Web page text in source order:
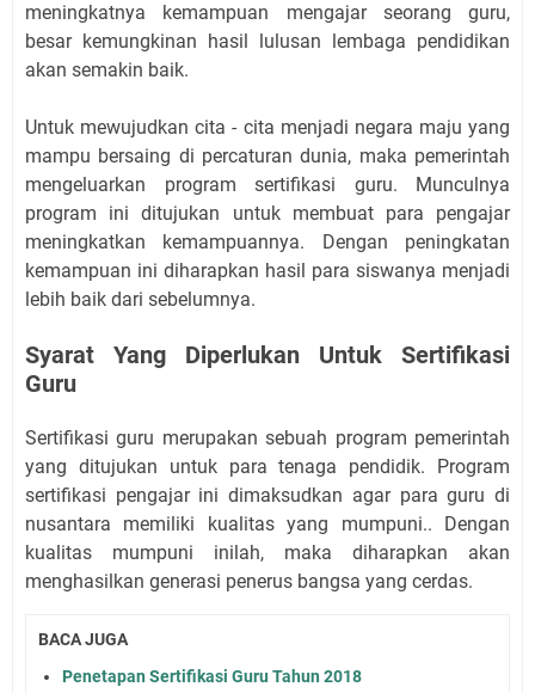
meningkatnya kemampuan mengajar seorang guru,
besar kemungkinan hasil lulusan lembaga pendidikan
akan semakin baik.
Untuk mewujudkan cita - cita menjadi negara maju yang
mampu bersaing di percaturan dunia, maka pemerintah
mengeluarkan program sertifikasi guru. Munculnya
program ini ditujukan untuk membuat para pengajar
meningkatkan kemampuannya. Dengan peningkatan
kemampuan ini diharapkan hasil para siswanya menjadi
lebih baik dari sebelumnya.
Syarat Yang Diperlukan Untuk Sertifikasi
Guru
Sertifikasi guru merupakan sebuah program pemerintah
yang ditujukan untuk para tenaga pendidik. Program
sertifikasi pengajar ini dimaksudkan agar para guru di
nusantara memiliki kualitas yang mumpuni.. Dengan
kualitas mumpuni inilah, maka diharapkan akan
menghasilkan generasi penerus bangsa yang cerdas.
BACA JUGA
Penetapan Sertifikasi Guru Tahun 2018